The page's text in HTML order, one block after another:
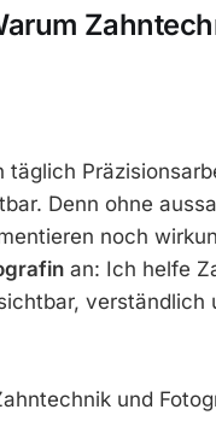
täglich
Denn ohne
noch
an: Ich helfe
und